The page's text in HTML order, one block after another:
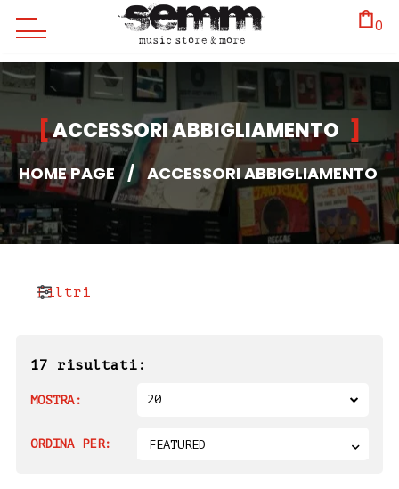
0
ACCESSORI ABBIGLIAMENTO
HOME PAGE / ACCESSORI ABBIGLIAMENTO
Filtri
17 risultati:
MOSTRA: 20
ORDINA PER: FEATURED